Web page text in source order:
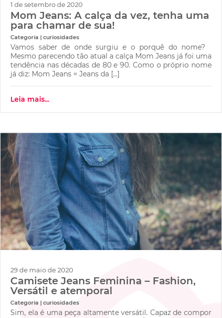
1 de setembro de 2020
Mom Jeans: A calça da vez, tenha uma
para chamar de sua!
Categoria | curiosidades
Vamos saber de onde surgiu e o porquê do nome?
Mesmo parecendo tão atual a calça Mom Jeans já foi uma
tendência nas décadas de 80 e 90. Como o próprio nome
já diz: Mom Jeans = Jeans da […]
Leia mais...
29 de maio de 2020
Camisete Jeans Feminina – Fashion,
Versátil e atemporal
Categoria | curiosidades
Sim, ela é uma peça altamente versátil. Capaz de compor